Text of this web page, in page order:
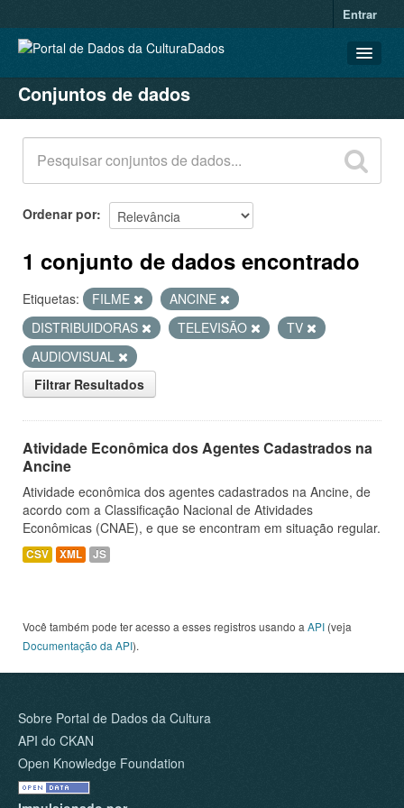
Entrar
CONJUNTOS DE DADOS
ORGANIZAÇÕES
GRUPOS
SOBRE
Conjuntos de dados
Ordenar por
1 conjunto de dados encontrado
Etiquetas: FILME
ANCINE
DISTRIBUIDORAS
TELEVISÃO
TV
AUDIOVISUAL
Filtrar Resultados
Atividade Econômica dos Agentes Cadastrados na
Ancine
Atividade econômica dos agentes cadastrados na Ancine, de
acordo com a Classificação Nacional de Atividades
Econômicas (CNAE), e que se encontram em situação regular.
CSV XML JS
Você também pode ter acesso a esses registros usando a API (veja
Documentação da API).
Sobre Portal de Dados da Cultura
API do CKAN
Open Knowledge Foundation